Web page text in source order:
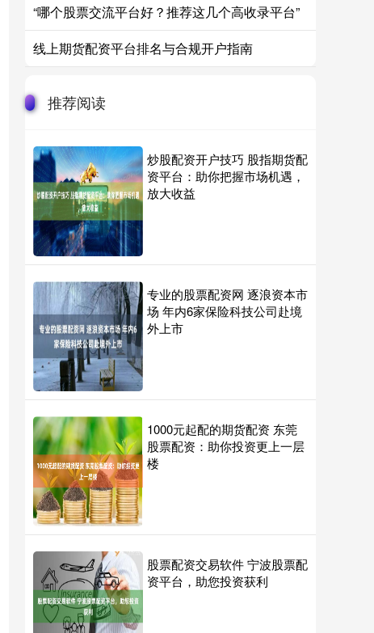
“哪个股票交流平台好？推荐这几个高收录平台”
线上期货配资平台排名与合规开户指南
推荐阅读
炒股配资开户技巧 股指期货配
资平台：助你把握市场机遇，
放大收益
专业的股票配资网 逐浪资本市
场 年内6家保险科技公司赴境
外上市
1000元起配的期货配资 东莞
股票配资：助你投资更上一层
楼
股票配资交易软件 宁波股票配
资平台，助您投资获利